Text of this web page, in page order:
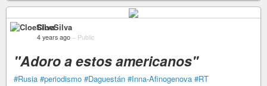
CloeSilva
4 years ago – Public
"Adoro a estos americanos''
#Rusia #periodismo #Daguestán #Inna-Afinogenova #RT